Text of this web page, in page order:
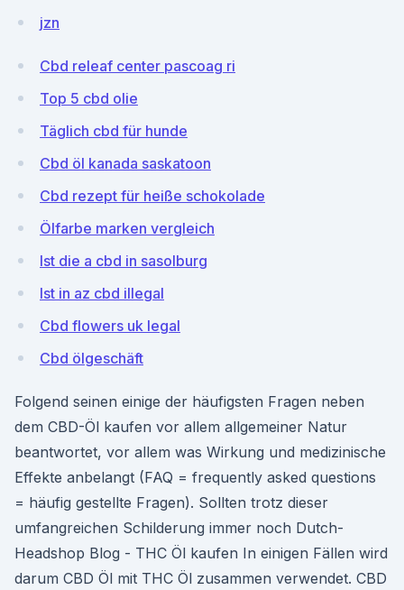
jzn
Cbd releaf center pascoag ri
Top 5 cbd olie
Täglich cbd für hunde
Cbd öl kanada saskatoon
Cbd rezept für heiße schokolade
Ölfarbe marken vergleich
Ist die a cbd in sasolburg
Ist in az cbd illegal
Cbd flowers uk legal
Cbd ölgeschäft
Folgend seinen einige der häufigsten Fragen neben
dem CBD-Öl kaufen vor allem allgemeiner Natur
beantwortet, vor allem was Wirkung und medizinische
Effekte anbelangt (FAQ = frequently asked questions
= häufig gestellte Fragen). Sollten trotz dieser
umfangreichen Schilderung immer noch Dutch-
Headshop Blog - THC Öl kaufen In einigen Fällen wird
darum CBD Öl mit THC Öl zusammen verwendet. CBD